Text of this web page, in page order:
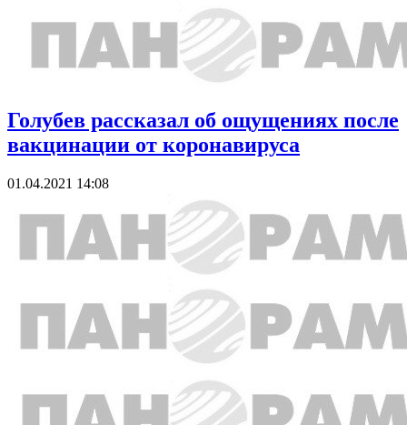
Голубев рассказал об ощущениях после
вакцинации от коронавируса
01.04.2021 14:08